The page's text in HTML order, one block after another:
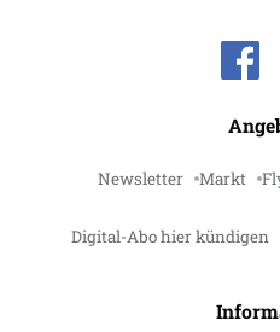
Newsletter Markt
Digital-Abo hier kündigen